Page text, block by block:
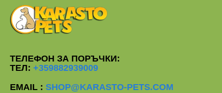
ТЕЛЕФОН ЗА ПОРЪЧКИ:
ТЕЛ: +359882939009
EMAIL : SHOP@KARASTO-PETS.COM